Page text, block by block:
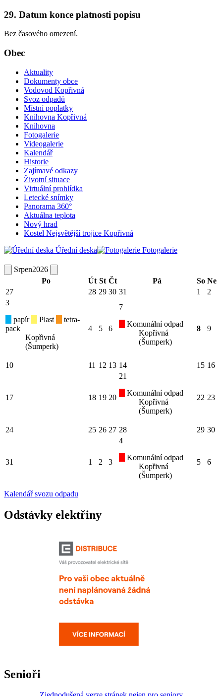
29. Datum konce platnosti popisu
Bez časového omezení.
Obec
Aktuality
Dokumenty obce
Vodovod Kopřivná
Svoz odpadů
Místní poplatky
Knihovna Kopřivná
Knihovna
Fotogalerie
Videogalerie
Kalendář
Historie
Zajímavé odkazy
Životní situace
Virtuální prohlídka
Letecké snímky
Panorama 360°
Aktuálna teplota
Nový hrad
Kostel Nejsvětější trojice Kopřivná
Úřední deska
Fotogalerie
Srpen2026
Po
Út St Čt Pá So Ne
27
28 29 30 31 1
2
3
papír
Plast
tetra-
pack
Kopřivná
(Šumperk)
4 5 6
7
Komunální odpad
Kopřivná
(Šumperk)
8 9
10 11 12 13 14 15 16
17 18 19 20
21
Komunální odpad
Kopřivná
(Šumperk)
22 23
24 25 26 27 28 29 30
31 1 2 3
4
Komunální odpad
Kopřivná
(Šumperk)
5 6
Kalendář svozu odpadu
Odstávky elektřiny
Senioři